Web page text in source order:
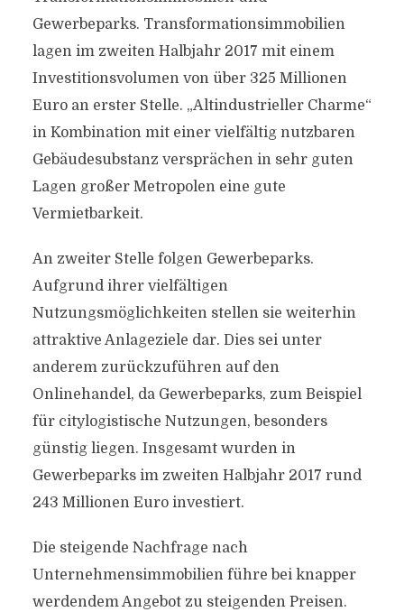
Gewerbeparks. Transformationsimmobilien
lagen im zweiten Halbjahr 2017 mit einem
Investitionsvolumen von über 325 Millionen
Euro an erster Stelle. „Altindustrieller Charme“
in Kombination mit einer vielfältig nutzbaren
Gebäudesubstanz versprächen in sehr guten
Lagen großer Metropolen eine gute
Vermietbarkeit.
An zweiter Stelle folgen Gewerbeparks.
Aufgrund ihrer vielfältigen
Nutzungsmöglichkeiten stellen sie weiterhin
attraktive Anlageziele dar. Dies sei unter
anderem zurückzuführen auf den
Onlinehandel, da Gewerbeparks, zum Beispiel
für citylogistische Nutzungen, besonders
günstig liegen. Insgesamt wurden in
Gewerbeparks im zweiten Halbjahr 2017 rund
243 Millionen Euro investiert.
Die steigende Nachfrage nach
Unternehmensimmobilien führe bei knapper
werdendem Angebot zu steigenden Preisen.